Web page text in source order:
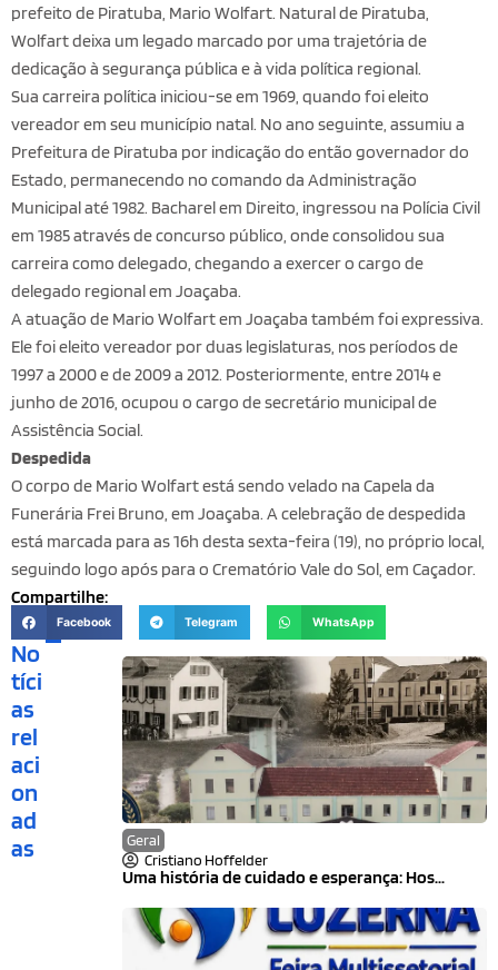
prefeito de Piratuba, Mario Wolfart. Natural de Piratuba,
Wolfart deixa um legado marcado por uma trajetória de
dedicação à segurança pública e à vida política regional.
Sua carreira política iniciou-se em 1969, quando foi eleito
vereador em seu município natal. No ano seguinte, assumiu a
Prefeitura de Piratuba por indicação do então governador do
Estado, permanecendo no comando da Administração
Municipal até 1982. Bacharel em Direito, ingressou na Polícia Civil
em 1985 através de concurso público, onde consolidou sua
carreira como delegado, chegando a exercer o cargo de
delegado regional em Joaçaba.
A atuação de Mario Wolfart em Joaçaba também foi expressiva.
Ele foi eleito vereador por duas legislaturas, nos períodos de
1997 a 2000 e de 2009 a 2012. Posteriormente, entre 2014 e
junho de 2016, ocupou o cargo de secretário municipal de
Assistência Social.
Despedida
O corpo de Mario Wolfart está sendo velado na Capela da
Funerária Frei Bruno, em Joaçaba. A celebração de despedida
está marcada para as 16h desta sexta-feira (19), no próprio local,
seguindo logo após para o Crematório Vale do Sol, em Caçador.
Compartilhe:
Facebook Telegram WhatsApp
No
tíci
as
rel
aci
on
ad
as
Geral
Cristiano Hoffelder
Uma história de cuidado e esperança: Hos...